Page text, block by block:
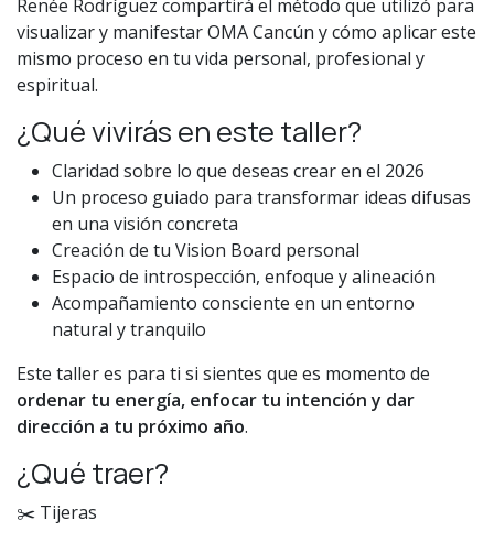
Renée Rodríguez compartirá el método que utilizó para
visualizar y manifestar OMA Cancún y cómo aplicar este
mismo proceso en tu vida personal, profesional y
espiritual.
¿Qué vivirás en este taller?
Claridad sobre lo que deseas crear en el 2026
Un proceso guiado para transformar ideas difusas
en una visión concreta
Creación de tu Vision Board personal
Espacio de introspección, enfoque y alineación
Acompañamiento consciente en un entorno
natural y tranquilo
Este taller es para ti si sientes que es momento de
ordenar tu energía, enfocar tu intención y dar
dirección a tu próximo año.
¿Qué traer?
✂️ Tijeras